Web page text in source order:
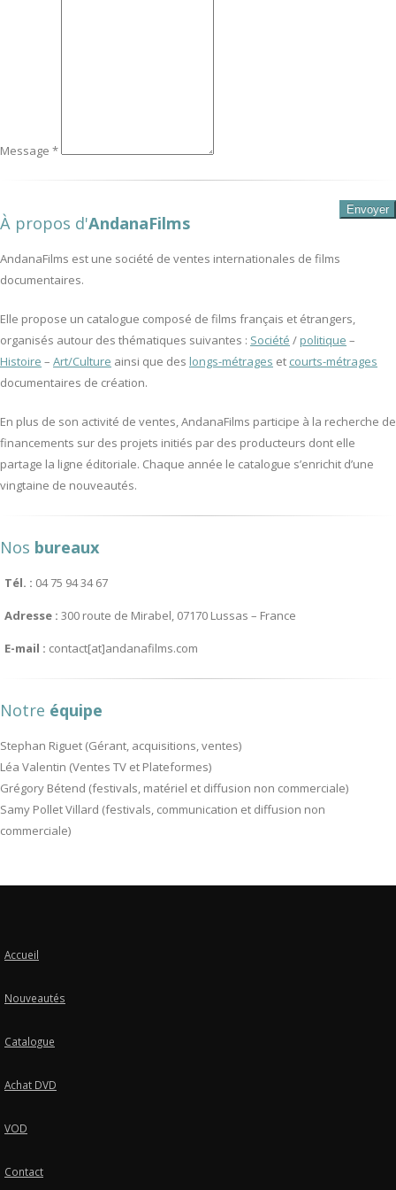
Message *
À propos d'AndanaFilms
AndanaFilms est une société de ventes internationales de films
documentaires.
Elle propose un catalogue composé de films français et étrangers,
organisés autour des thématiques suivantes : Société / politique –
Histoire – Art/Culture ainsi que des longs-métrages et courts-métrages
documentaires de création.
En plus de son activité de ventes, AndanaFilms participe à la recherche de
financements sur des projets initiés par des producteurs dont elle
partage la ligne éditoriale. Chaque année le catalogue s’enrichit d’une
vingtaine de nouveautés.
Nos bureaux
Tél. : 04 75 94 34 67
Adresse : 300 route de Mirabel, 07170 Lussas – France
E-mail : contact[at]andanafilms.com
Notre équipe
Stephan Riguet (Gérant, acquisitions, ventes)
Léa Valentin (Ventes TV et Plateformes)
Grégory Bétend (festivals, matériel et diffusion non commerciale)
Samy Pollet Villard (festivals, communication et diffusion non
commerciale)
Accueil
Nouveautés
Catalogue
Achat DVD
VOD
Contact